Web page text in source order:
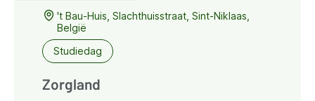
't Bau-Huis, Slachthuisstraat, Sint-Niklaas,
België
Studiedag
Zorgland